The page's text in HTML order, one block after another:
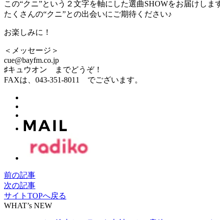
この“クニ”という２文字を軸にした選曲SHOWをお届けしま
たくさんの“クニ”との出会いにご期待ください♪
お楽しみに！
＜メッセージ＞
cue@bayfm.co.jp
♯キュウオン までどうぞ！
FAXは、043-351-8011 でございます。
前の記事
次の記事
サイトTOPへ戻る
WHAT’s NEW